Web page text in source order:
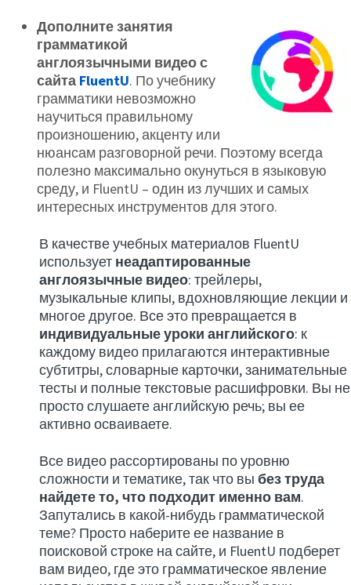
Дополните занятия
грамматикой
англоязычными видео с
сайта FluentU. По учебнику
грамматики невозможно
научиться правильному
произношению, акценту или
нюансам разговорной речи. Поэтому всегда
полезно максимально окунуться в языковую
среду, и FluentU – один из лучших и самых
интересных инструментов для этого.
В качестве учебных материалов FluentU
использует неадаптированные
англоязычные видео: трейлеры,
музыкальные клипы, вдохновляющие лекции и
многое другое. Все это превращается в
индивидуальные уроки английского: к
каждому видео прилагаются интерактивные
субтитры, словарные карточки, занимательные
тесты и полные текстовые расшифровки. Вы не
просто слушаете английскую речь; вы ее
активно осваиваете.
Все видео рассортированы по уровню
сложности и тематике, так что вы без труда
найдете то, что подходит именно вам.
Запутались в какой-нибудь грамматической
теме? Просто наберите ее название в
поисковой строке на сайте, и FluentU подберет
вам видео, где это грамматическое явление